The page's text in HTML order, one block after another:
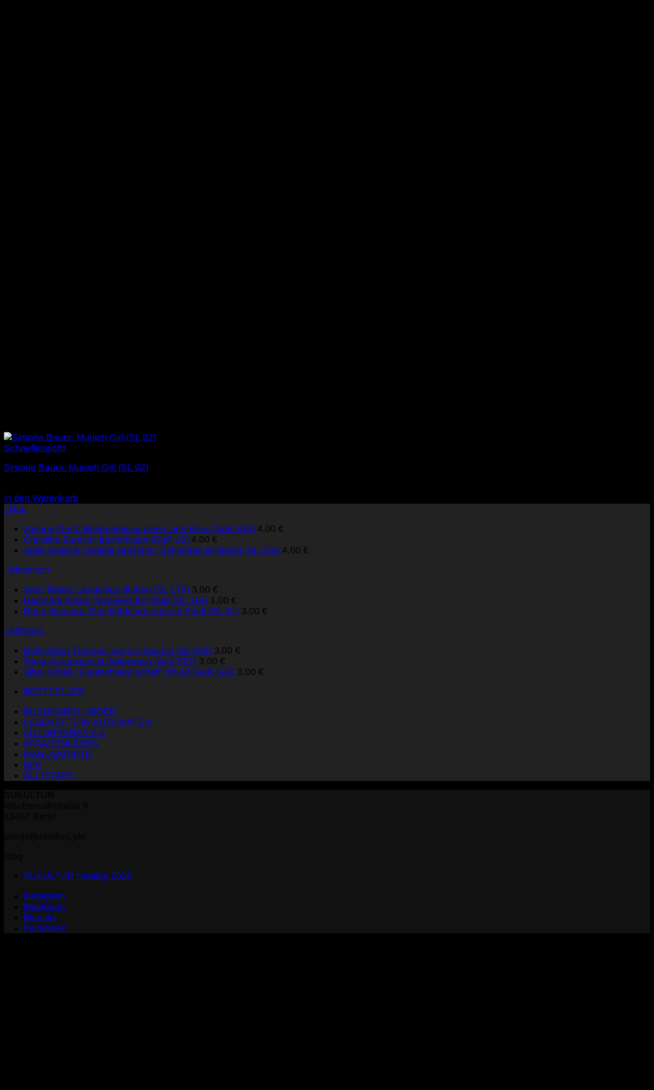
Schnellansicht
Simone Bauer: Munich Girl (SL 92)
In den Warenkorb
› Neu
Joshua Groß: Bekenntnisse eines Link-Boys (AuK 538) 4,00 €
Christine Zureich: fruchtfolgen (DgR 18) 4,00 €
Atefe Asadi & Daniela Dröscher: Schreiben ist Nacht (SL 225) 4,00 €
› Klassisch
Jess Tartas: Lange laut lachen (SL 178) 3,00 €
Dagmara Kraus: revolvers für flubis (SL 118) 1,00 €
René Hamann: Das Mädchen und die Stadt (SL 31) 3,00 €
› All*Stars
Ruth-Maria Thomas: wie ich frau bin (SL 203) 3,00 €
Tanja Kollodzieyski: Ableismus (AuK 527) 3,00 €
Sibel Schick: Deutschland schaff' ich ab (AuK 525) 3,00 €
BESTSELLER
BUCHHANDLUNGEN
LESEHEFTE IN AUTOMATEN
AUTOR*INNEN A-Z
#FRAUENLESEN
MANUSKRIPTE
WIR
ALL*STARS
SUKULTUR Katalog 2026
Instagram
Mastodon
Bluesky
Facebook